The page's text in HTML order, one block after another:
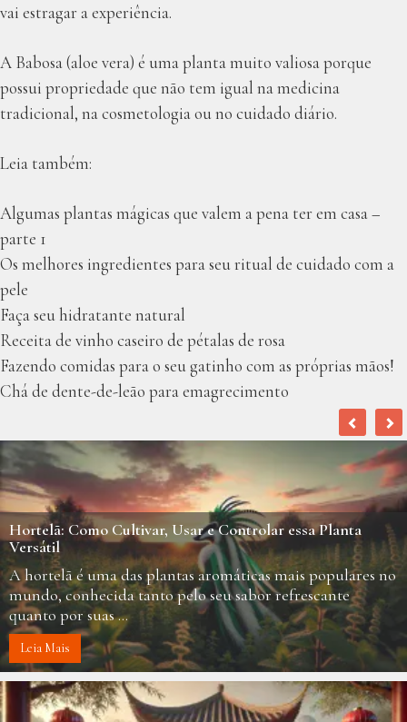
vai estragar a experiência.
A Babosa (aloe vera) é uma planta muito valiosa porque
possui propriedade que não tem igual na medicina
tradicional, na cosmetologia ou no cuidado diário.
Leia também:
Algumas plantas mágicas que valem a pena ter em casa –
parte 1
Os melhores ingredientes para seu ritual de cuidado com a
pele
Faça seu hidratante natural
Receita de vinho caseiro de pétalas de rosa
Fazendo comidas para o seu gatinho com as próprias mãos!
Chá de dente-de-leão para emagrecimento
Hortelã: Como Cultivar, Usar e Controlar essa Planta
Versátil
A hortelã é uma das plantas aromáticas mais populares no
mundo, conhecida tanto pelo seu sabor refrescante
quanto por suas ...
Leia Mais